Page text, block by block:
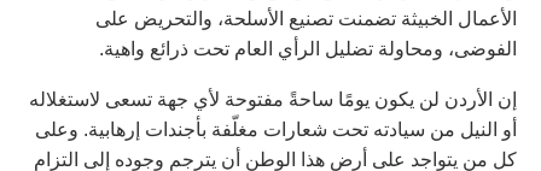
الأعمال الخبيثة تضمنت تصنيع الأسلحة، والتحريض على
الفوضى، ومحاولة تضليل الرأي العام تحت ذرائع واهية.
إن الأردن لن يكون يومًا ساحةً مفتوحة لأي جهة تسعى لاستغلاله
أو النيل من سيادته تحت شعارات مغلّفة بأجندات إرهابية. وعلى
كل من يتواجد على أرض هذا الوطن أن يترجم وجوده إلى التزام